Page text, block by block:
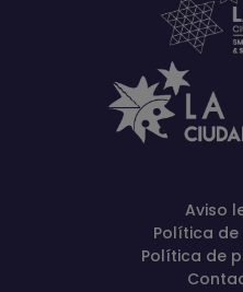
Aviso
Política de
Política de